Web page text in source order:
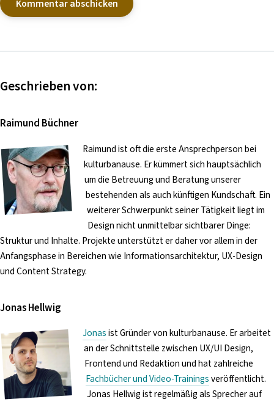
Geschrieben von:
Raimund Büchner
Raimund ist oft die erste Ansprechperson bei
kulturbanause. Er kümmert sich hauptsächlich
um die Betreuung und Beratung unserer
bestehenden als auch künftigen Kundschaft. Ein
weiterer Schwerpunkt seiner Tätigkeit liegt im
Design nicht unmittelbar sichtbarer Dinge:
Struktur und Inhalte. Projekte unterstützt er daher vor allem in der
Anfangsphase in Bereichen wie Informationsarchitektur, UX-Design
und Content Strategy.
Jonas Hellwig
Jonasist Gründer von kulturbanause. Er arbeitet
an der Schnittstelle zwischen UX/UI Design,
Frontend und Redaktion und hat zahlreiche
Fachbücher und Video-Trainingsveröffentlicht.
Jonas Hellwig ist regelmäßig als Sprecher auf